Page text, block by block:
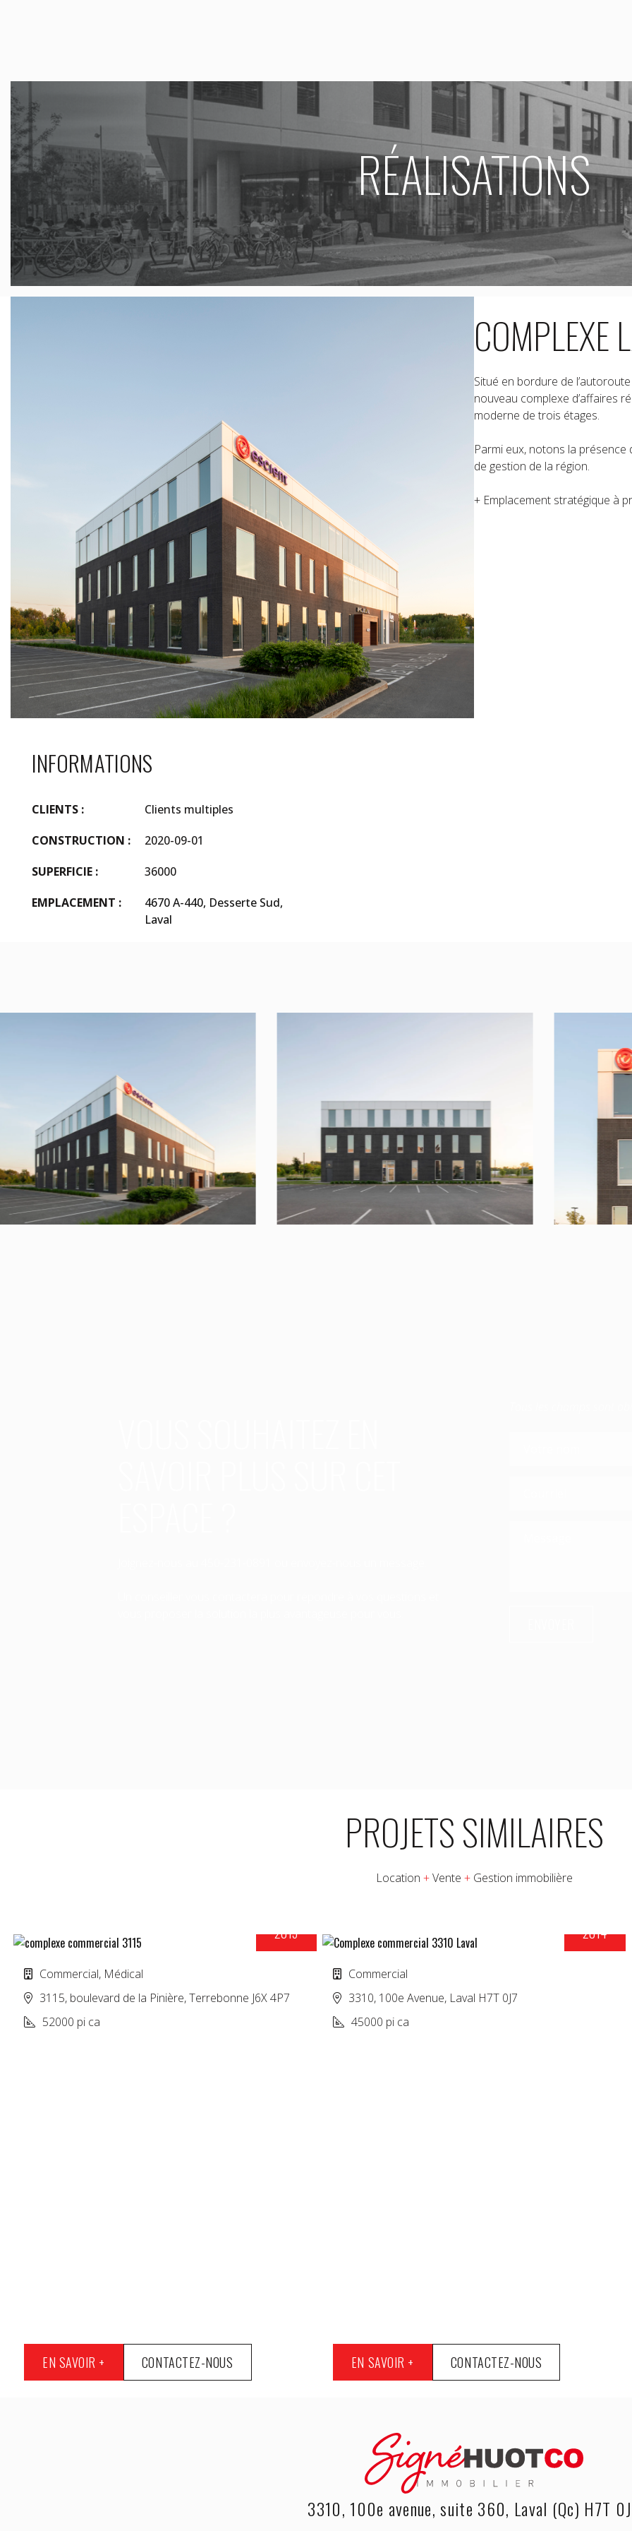
RÉALISATIONS
COMPLEXE
Situé en bordure de
nouveau complexe d’affaires
moderne de trois étages.
Parmi eux, notons la présence
de gestion de la région.
+ Emplacement stratégique à
INFORMATIONS
CLIENTS :
Clients multiples
CONSTRUCTION :
2020-09-01
SUPERFICIE :
36000
EMPLACEMENT :
4670 A-440, Desserte Sud,
Laval
PROJETS SIMILAIRES
Location +Vente +Gestion immobilière
2015
Commercial, Médical
3115, boulevard de la Pinière, Terrebonne J6X 4P7
52000 pi ca
EN SAVOIR + CONTACTEZ-NOUS
2014
Commercial
3310, 100e Avenue, Laval H7T 0J7
45000 pi ca
EN SAVOIR + CONTACTEZ-NOUS
3310, 100e avenue, suite 360, Laval (Qc) H7T